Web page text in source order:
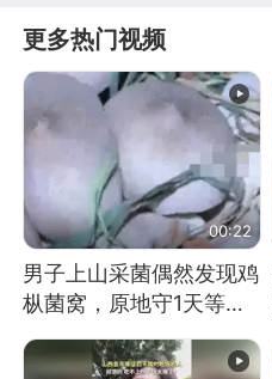
更多热门视频
00:22
男子上山采菌偶然发现鸡
枞菌窝，原地守1天等它